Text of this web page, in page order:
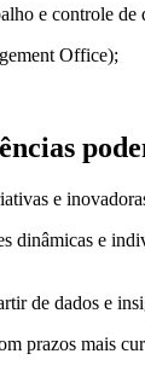
e controle de
Office);
e
dinâmicas e
de dados e
prazos mais